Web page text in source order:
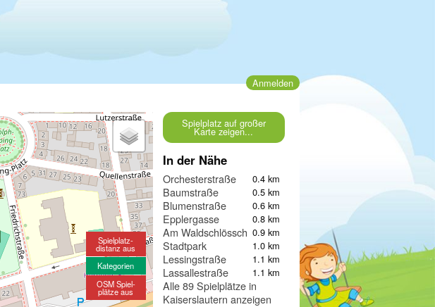
Anmelden
Spielplatz-
distanz aus
Kategorien
OSM Spiel-
plätze aus
Spielplatz auf großer
Karte zeigen...
In der Nähe
Orchesterstraße 0.4 km
Baumstraße 0.5 km
Blumenstraße 0.6 km
Epplergasse 0.8 km
Am Waldschlösschen0.9 km
Stadtpark 1.0 km
Lessingstraße 1.1 km
Lassallestraße 1.1 km
Alle 89 Spielplätze in
Kaiserslautern anzeigen